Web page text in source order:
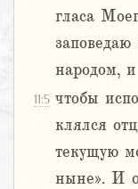
гласа
народом,
11:5 чтобы
клялся
текущую
ныне». И